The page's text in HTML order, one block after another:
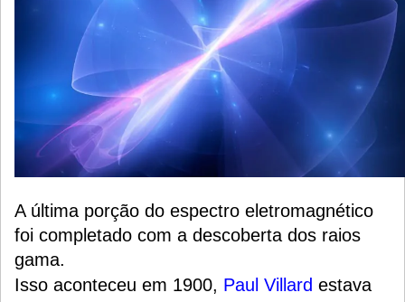
A última porção do espectro eletromagnético
foi completado com a descoberta dos raios
gama.
Isso aconteceu em 1900, Paul Villard estava